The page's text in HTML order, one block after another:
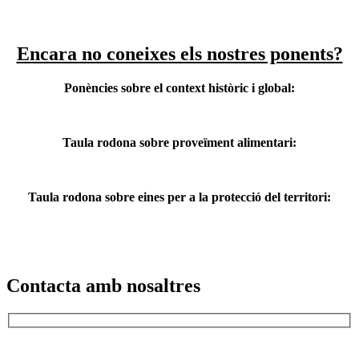
Encara no coneixes els nostres ponents?
Ponències sobre el context històric i global:
Taula rodona sobre proveïment alimentari:
Taula rodona sobre eines per a la protecció del territori:
Contacta amb nosaltres